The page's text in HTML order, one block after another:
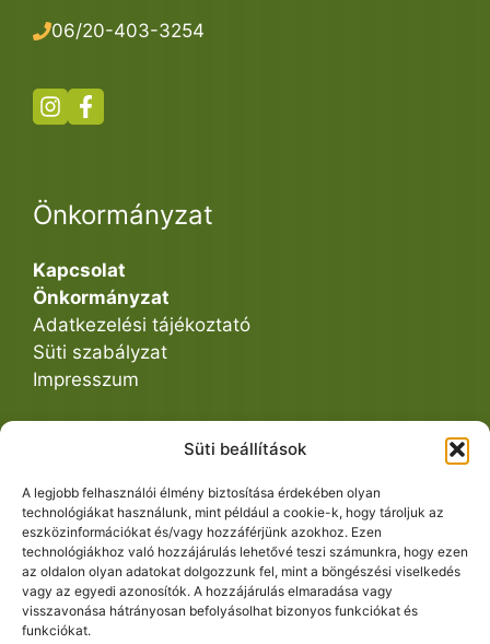
Süti beállítások
A legjobb felhasználói élmény biztosítása érdekében olyan
technológiákat használunk, mint például a cookie-k, hogy tároljuk az
eszközinformációkat és/vagy hozzáférjünk azokhoz. Ezen
technológiákhoz való hozzájárulás lehetővé teszi számunkra, hogy ezen
az oldalon olyan adatokat dolgozzunk fel, mint a böngészési viselkedés
vagy az egyedi azonosítók. A hozzájárulás elmaradása vagy
visszavonása hátrányosan befolyásolhat bizonyos funkciókat és
funkciókat.
06/20-403-3254
Önkormányzat
Kapcsolat
Önkormányzat
Adatkezelési tájékoztató
Süti szabályzat
Impresszum
Közös Hivatal
Ügyintézés
Dokumentumtár